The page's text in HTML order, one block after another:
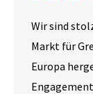
Wir sind
Markt für
Europa